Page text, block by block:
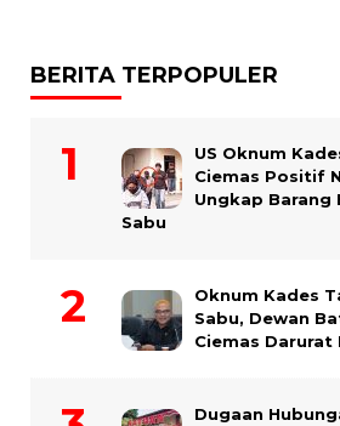
BERITA TERPOPULER
US Oknum
Ciemas Positif
Ungkap Barang
Sabu
Oknum Kades
Sabu, Dewan
Ciemas Darurat
Dugaan